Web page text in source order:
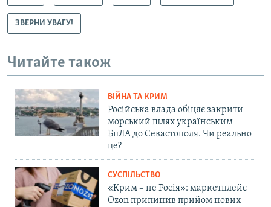
ЗВЕРНИ УВАГУ!
Читайте також
ВІЙНА ТА КРИМ
Російська влада обіцяє закрити
морський шлях українським
БпЛА до Севастополя. Чи реально
це?
СУСПІЛЬСТВО
«Крим – не Росія»: маркетплейс
Ozon припинив прийом нових